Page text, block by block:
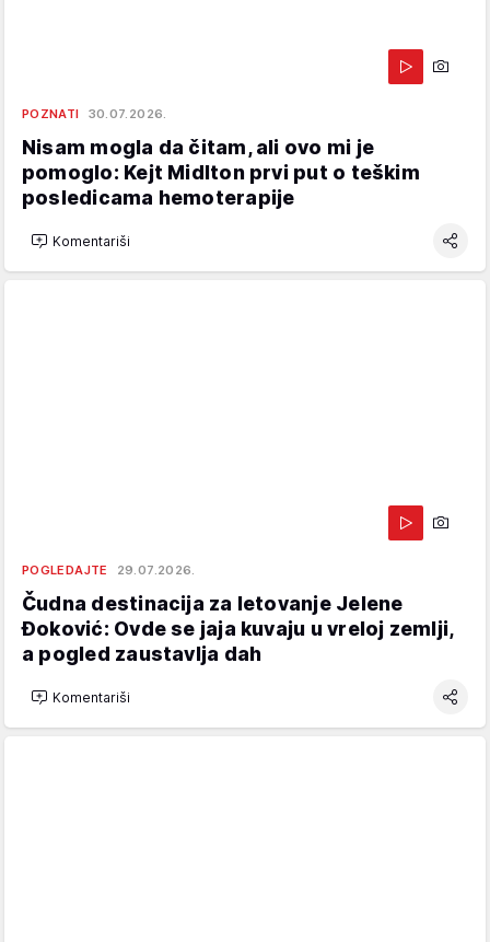
POZNATI 30.07.2026.
Nisam mogla da čitam, ali ovo mi je
pomoglo: Kejt Midlton prvi put o teškim
posledicama hemoterapije
Komentariši
POGLEDAJTE 29.07.2026.
Čudna destinacija za letovanje Jelene
Đoković: Ovde se jaja kuvaju u vreloj zemlji,
a pogled zaustavlja dah
Komentariši